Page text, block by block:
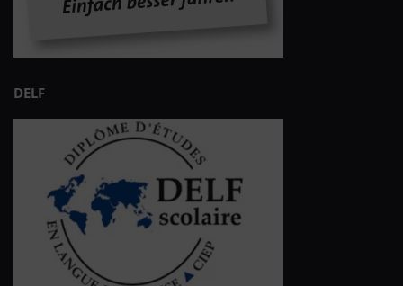
DELF